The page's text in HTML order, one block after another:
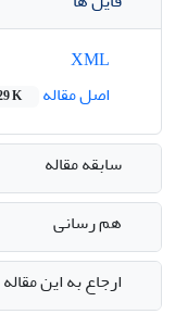
اصل مقاله
K
سابقه مقاله
هم رسانی
ارجاع به این مقاله